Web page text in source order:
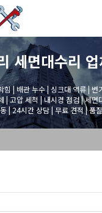
세면대수리업
힘 | 배관 누수 | 싱크대 역류 | 변
| 고압 세척 | 내시경 점검 | 세면
| 24시간 상담 | 무료 견적 | 품